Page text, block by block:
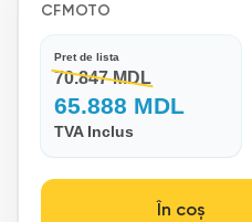
CFMOTO
Pret de lista
70.847 MDL
65.888 MDL
TVA Inclus
În coș